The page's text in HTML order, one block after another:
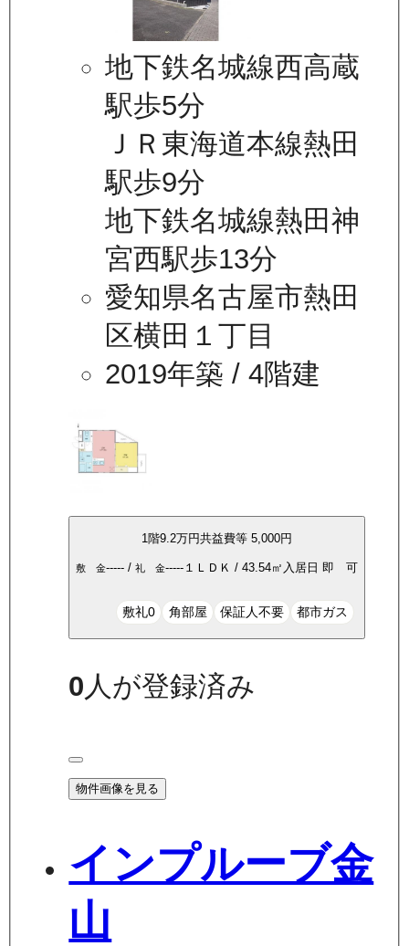
地下鉄名城線西高蔵
駅歩5分
ＪＲ東海道本線熱田
駅歩9分
地下鉄名城線熱田神
宮西駅歩13分
愛知県名古屋市熱田
区横田１丁目
2019年築 / 4階建
1階9.2万円共益費等5,000円
敷 金----- /礼 金----- １ＬＤＫ /43.54㎡ 入居日即 可
敷礼0 角部屋 保証人不要 都市ガス
0人が登録済み
物件画像を見る
インプルーブ金
山